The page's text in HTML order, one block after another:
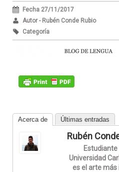
Fecha 27/11/2017
Autor - Rubén Conde Rubio
Categoría
Acerca de Últimas entradas
Rubén
Universidad
es el arte